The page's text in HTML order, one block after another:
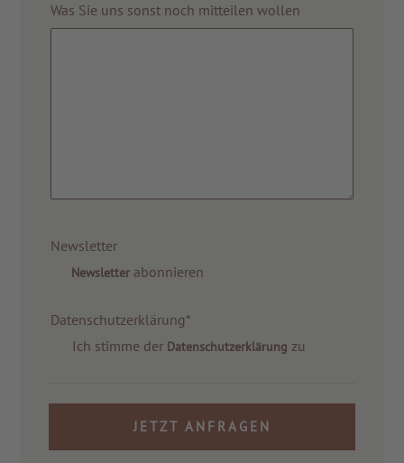
Was Sie uns sonst noch mitteilen wollen
Newsletter
Newsletter abonnieren
Datenschutzerklärung*
Ich stimme der Datenschutzerklärung zu
JETZT ANFRAGEN